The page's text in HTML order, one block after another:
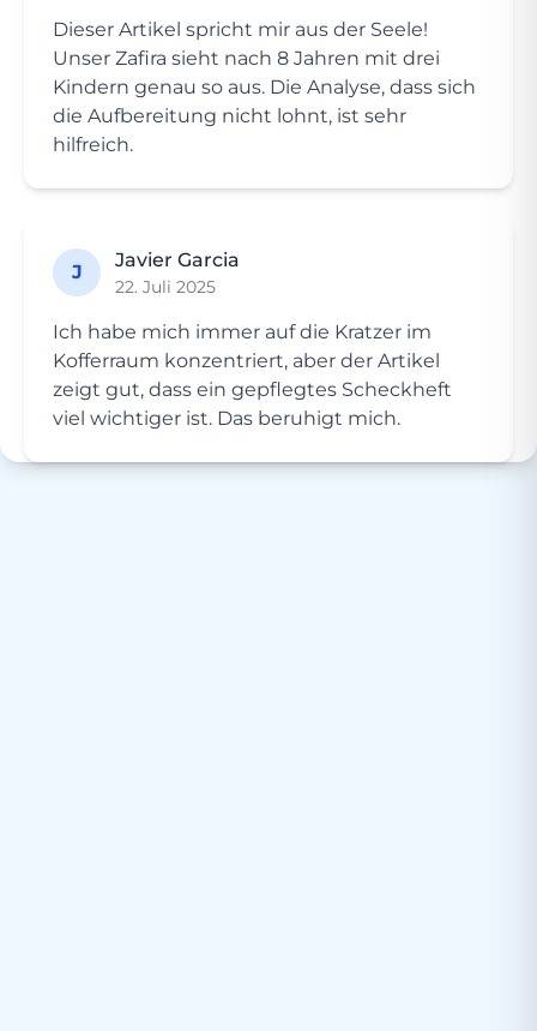
Dieser Artikel spricht mir aus der Seele!
Unser Zafira sieht nach 8 Jahren mit drei
Kindern genau so aus. Die Analyse, dass sich
die Aufbereitung nicht lohnt, ist sehr
hilfreich.
J
Javier Garcia
22. Juli 2025
Ich habe mich immer auf die Kratzer im
Kofferraum konzentriert, aber der Artikel
zeigt gut, dass ein gepflegtes Scheckheft
viel wichtiger ist. Das beruhigt mich.